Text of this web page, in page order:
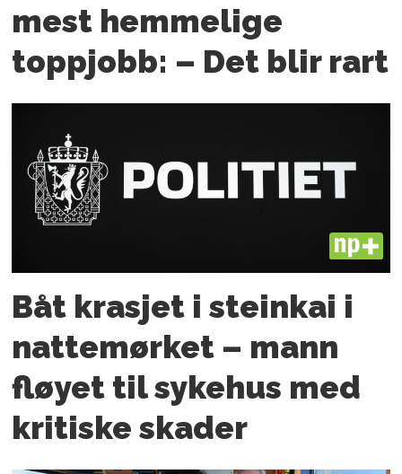
mest hemmelige
toppjobb: – Det blir rart
PLUS
Båt krasjet i steinkai i
nattemørket – mann
fløyet til sykehus med
kritiske skader